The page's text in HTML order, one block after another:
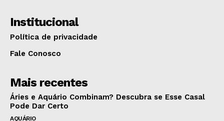
Institucional
Política de privacidade
Fale Conosco
Mais recentes
Áries e Aquário Combinam? Descubra se Esse Casal
Pode Dar Certo
AQUÁRIO